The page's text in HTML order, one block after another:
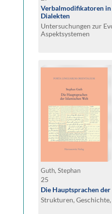
Verbalmodifikatoren in
Dialekten
Untersuchungen zur
Aspektsystemen
Guth, Stephan
25
Die Hauptsprachen
Strukturen,